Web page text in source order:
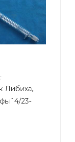
Либиха,
14/23-